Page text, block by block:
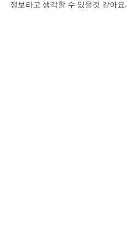
정보라고 생각할 수 있을것 같아요.